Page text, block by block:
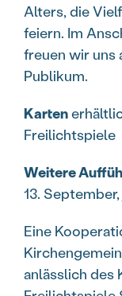
Alters, die
feiern. Im
freuen wir uns
Publikum.
Karten
Freilichtspiele
Weitere
13.
Eine
anlässlich des